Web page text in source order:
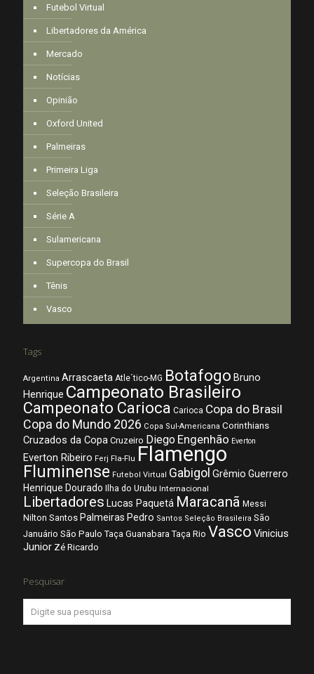
Futebol Virtual
Libertadores da América
Mercado
Notícias
Opinião
Oxford United
Palmeiras
Primeira Liga
Seleção Brasileira
Série A
Sulamericana
Supercopa do Brasil
Tênis
Vasco
Tags
Argentina Arrascaeta Atle´tico-MG Botafogo Bruno
Henrique Campeonato Brasileiro
Campeonato Carioca Carioca Copa do Brasil
Copa do Mundo 2026 Copa Sul-Americana Corinthians
Cruzados da Copa Cruzeiro Diego Engenhão Everton
Everton Ribeiro Ferj Fla-Flu Flamengo
Fluminense Futebol Virtual Gabigol Grêmio Guerrero
Henrique Dourado Ilha do Urubu Internacional
Libertadores Lucas Paquetá Maracanã Messi
Nilton Santos Palmeiras Pedro Santos Seleção Brasileira São
Januário São Paulo Taça Guanabara Taça Rio Vasco Vinicius
Junior Zé Ricardo
Pesquisar